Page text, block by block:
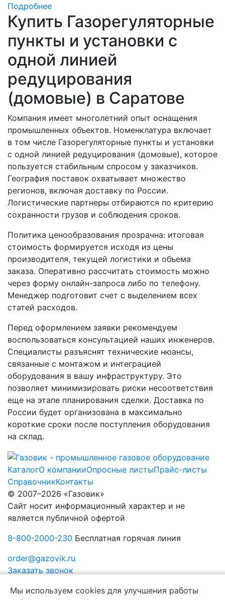
Подробнее
Купить Газорегуляторные
пункты и установки с
одной линией
редуцирования
(домовые) в Саратове
Компания имеет многолетний опыт оснащения
промышленных объектов. Номенклатура включает
в том числе Газорегуляторные пункты и установки
с одной линией редуцирования (домовые), которое
пользуется стабильным спросом у заказчиков.
География поставок охватывает множество
регионов, включая доставку по России.
Логистические партнеры отбираются по критерию
сохранности грузов и соблюдения сроков.
Политика ценообразования прозрачна: итоговая
стоимость формируется исходя из цены
производителя, текущей логистики и объема
заказа. Оперативно рассчитать стоимость можно
через форму онлайн-запроса либо по телефону.
Менеджер подготовит счет с выделением всех
статей расходов.
Перед оформлением заявки рекомендуем
воспользоваться консультацией наших инженеров.
Специалисты разъяснят технические нюансы,
связанные с монтажом и интеграцией
оборудования в вашу инфраструктуру. Это
позволяет минимизировать риски несоответствия
еще на этапе планирования сделки. Доставка по
России будет организована в максимально
короткие сроки после поступления оборудования
на склад.
КаталогО компанииОпросные листыПрайс-листы
СправочникКонтакты
© 2007–2026 «Газовик»
Сайт носит информационный характер и не
является публичной офертой
8-800-2000-230 Бесплатная горячая линия
order@gazovik.ru
Заказать звонок
Мы используем cookies для улучшения работы